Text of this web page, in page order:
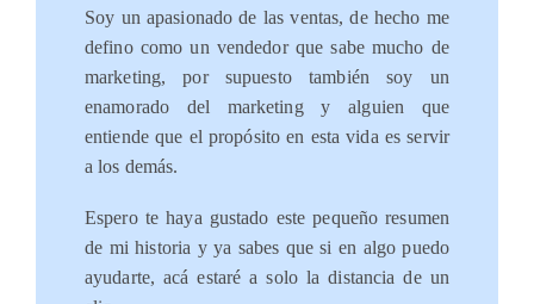
Soy un apasionado de las ventas, de hecho me
defino como un vendedor que sabe mucho de
marketing, por supuesto también soy un
enamorado del marketing y alguien que
entiende que el propósito en esta vida es servir
a los demás.
Espero te haya gustado este pequeño resumen
de mi historia y ya sabes que si en algo puedo
ayudarte, acá estaré a solo la distancia de un